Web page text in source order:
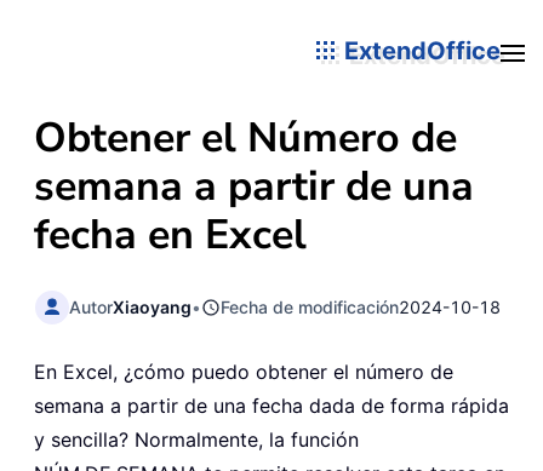
ExtendOffice
Obtener el Número de
semana a partir de una
fecha en Excel
AutorXiaoyang• Fecha de modificación2024-10-18
En Excel, ¿cómo puedo obtener el número de
semana a partir de una fecha dada de forma rápida
y sencilla? Normalmente, la función